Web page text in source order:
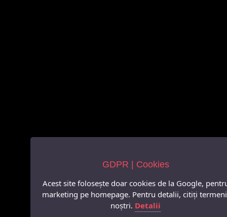
GDPR | Cookies
Acest site folosește doar cookies de la Google,
marketing pe homepage. Pentru detalii, citiți
noștri. Detalii